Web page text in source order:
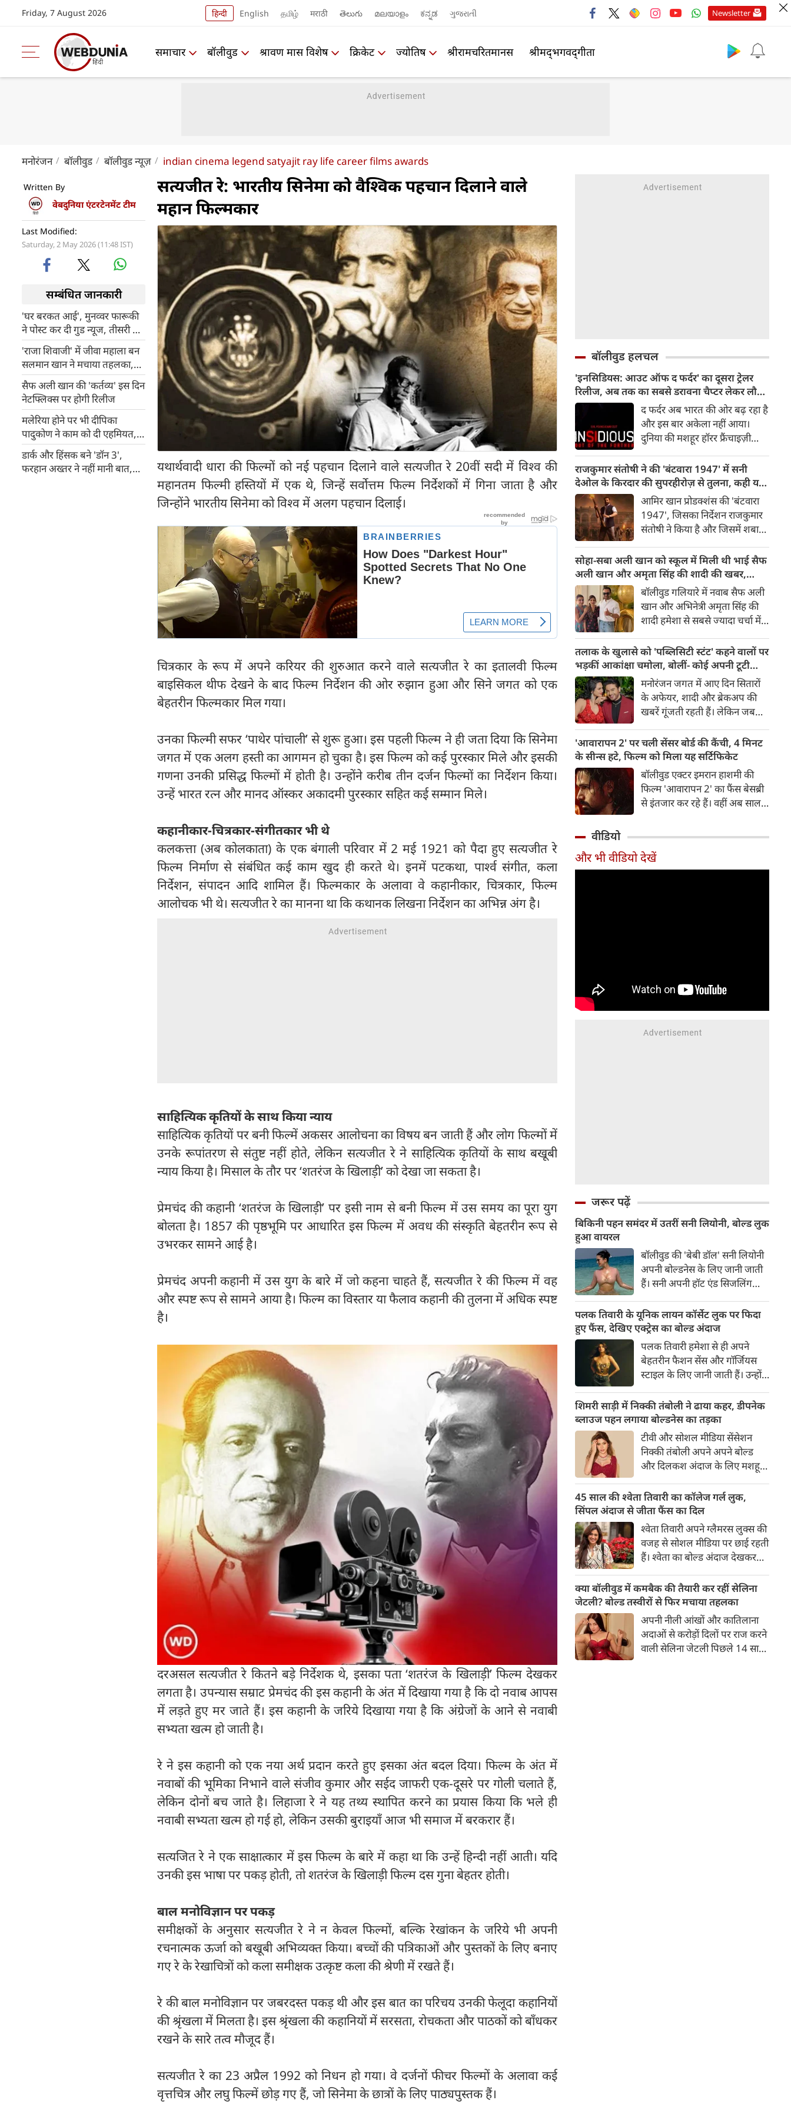
Friday, 7 August 2026 हिन्दी English தமிழ் मराठी తెలుగు മലയാളം ಕನ್ನಡ ગુજરાતી Newsletter
समाचार बॉलीवुड श्रावण मास विशेष क्रिकेट ज्योतिष श्रीरामचरितमानस श्रीमद्‍भगवद्‍गीता
मनोरंजन बॉलीवुड बॉलीवुड न्यूज़ indian cinema legend satyajit ray life career films awards
Written By
वेबदुनिया एंटरटेनमेंट टीम
Last Modified:
Saturday, 2 May 2026 (11:48 IST)
सम्बंधित जानकारी
'घर बरकत आई', मुनव्वर फारूकी
ने पोस्ट कर दी गुड न्यूज, तीसरी बार
बने पिता
'राजा शिवाजी' में जीवा महाला बन
सलमान खान ने मचाया तहलका,
रितेश देशमुख से खुद मांगा था रोल
सैफ अली खान की 'कर्तव्य' इस दिन
नेटफ्लिक्स पर होगी रिलीज
मलेरिया होने पर भी दीपिका
पादुकोण ने काम को दी एहमियत,
लारा दत्ता ने बताया 'हाउसफुल' की
शूटिंग का किस्सा
डार्क और हिंसक बने 'डॉन 3',
फरहान अख्तर ने नहीं मानी बात,
सत्यजीत रे: भारतीय सिनेमा को वैश्विक पहचान दिलाने वाले
महान फिल्मकार
यथार्थवादी धारा की फिल्मों को नई पहचान दिलाने वाले सत्यजीत रे 20वीं सदी में विश्व की
महानतम फिल्मी हस्तियों में एक थे, जिन्हें सर्वोत्तम फिल्म निर्देशकों में गिना जाता है और
जिन्होंने भारतीय सिनेमा को विश्व में अलग पहचान दिलाई।
चित्रकार के रूप में अपने करियर की शुरुआत करने वाले सत्यजीत रे का इतालवी फिल्म
बाइसिकल थीफ देखने के बाद फिल्म निर्देशन की ओर रुझान हुआ और सिने जगत को एक
बेहतरीन फिल्मकार मिल गया।
उनका फिल्मी सफर ‘पाथेर पांचाली’ से शुरू हुआ। इस पहली फिल्म ने ही जता दिया कि सिनेमा
जगत में एक अलग हस्ती का आगमन हो चुका है। इस फिल्म को कई पुरस्कार मिले और इसकी
गणना उनकी प्रसिद्ध फिल्मों में होती है। उन्होंने करीब तीन दर्जन फिल्मों का निर्देशन किया।
उन्हें भारत रत्न और मानद ऑस्कर अकादमी पुरस्कार सहित कई सम्मान मिले।
कहानीकार-चित्रकार-संगीतकार भी थे
कलकत्ता (अब कोलकाता) के एक बंगाली परिवार में 2 मई 1921 को पैदा हुए सत्यजीत रे
फिल्म निर्माण से संबंधित कई काम खुद ही करते थे। इनमें पटकथा, पार्श्व संगीत, कला
निर्देशन, संपादन आदि शामिल हैं। फिल्मकार के अलावा वे कहानीकार, चित्रकार, फिल्म
आलोचक भी थे। सत्यजीत रे का मानना था कि कथानक लिखना निर्देशन का अभिन्न अंग है।
साहित्यिक कृतियों के साथ किया न्याय
सा‍हित्यिक कृतियों पर बनी फिल्में अकसर आलोचना का विषय बन जाती हैं और लोग फिल्मों में
उनके रूपांतरण से संतुष्ट नहीं होते, लेकिन सत्यजीत रे ने साहित्यिक कृतियों के साथ बखूबी
न्याय किया है। मिसाल के तौर पर ‘शतरंज के खिलाड़ी’ को देखा जा सकता है।
प्रेमचंद की कहानी ‘शतरंज के खिलाड़ी’ पर इसी नाम से बनी फिल्म में उस समय का पूरा युग
बोलता है। 1857 की पृष्ठभूमि पर आधारित इस फिल्म में अवध की संस्कृति बेहतरीन रूप से
उभरकर सामने आई है।
प्रेमचंद अपनी कहानी में उस युग के बारे में जो कहना चाहते हैं, सत्यजीत रे की फिल्म में वह
और स्पष्ट रूप से सामने आया है। फिल्म का विस्तार या फैलाव कहानी की तुलना में अधिक स्पष्ट
है।
दरअसल सत्यजीत रे कितने बड़े निर्देशक थे, इसका पता ‘शतरंज के खिलाड़ी’ फिल्म देखकर
लगता है। उपन्यास सम्राट प्रेमचंद की इस कहानी के अंत में दिखाया गया है कि दो नवाब आपस
में लड़ते हुए मर जाते हैं। इस कहानी के जरिये दिखाया गया है कि अंग्रेजों के आने से नवाबी
सभ्यता खत्म हो जाती है।
रे ने इस कहानी को एक नया अर्थ प्रदान करते हुए इसका अंत बदल दिया। फिल्म के अंत में
नवाबों की भूमिका निभाने वाले संजीव कुमार और सईद जाफरी एक-दूसरे पर गोली चलाते हैं,
लेकिन दोनों बच जाते है। लिहाजा रे ने यह तथ्य स्थापित करने का प्रयास किया कि भले ही
नवाबी सभ्यता खत्म हो गई हो, लेकिन उसकी बुराइयाँ आज भी समाज में बरकरार हैं।
सत्यजित रे ने एक साक्षात्कार में इस फिल्म के बारे में कहा था कि उन्हें हिन्दी नहीं आती। यदि
उनकी इस भाषा पर पकड़ होती, तो शतरंज के खिलाड़ी फिल्म दस गुना बेहतर होती।
बाल मनोविज्ञान पर पकड़
समीक्षकों के अनुसार सत्यजीत रे ने न केवल फिल्मों, बल्कि रेखांकन के जरिये भी अपनी
रचनात्मक ऊर्जा को बखूबी अभिव्यक्त किया। बच्चों की पत्रिकाओं और पुस्तकों के लिए बनाए
गए रे के रेखाचित्रों को कला समीक्षक उत्कृष्ट कला की श्रेणी में रखते हैं।
रे की बाल मनोविज्ञान पर जबरदस्त पकड़ थी और इस बात का परिचय उनकी फेलूदा कहानियों
की श्रृंखला में मिलता है। इस श्रृंखला की कहानियों में सरसता, रोचकता और पाठकों को बाँधकर
रखने के सारे तत्व मौजूद हैं।
सत्यजीत रे का 23 अप्रैल 1992 को निधन हो गया। वे दर्जनों फीचर फिल्मों के अलावा कई
वृत्तचित्र और लघु फिल्में छोड़ गए हैं, जो सिनेमा के छात्रों के लिए पाठ्यपुस्तक हैं।
बॉलीवुड हलचल
'इनसिडियस: आउट ऑफ द फर्दर' का दूसरा ट्रेलर
रिलीज, अब तक का सबसे डरावना चैप्टर लेकर लौट
रही हॉरर फ्रैंचाइजीद फर्दर अब भारत की ओर बढ़ रहा है
और इस बार अकेला नहीं आया।
दुनिया की मशहूर हॉरर फ्रैंचाइज़ी
चुका है, जो दर्शकों को इस डरावनी
दुनिया में और गहराई तक ले जाता है।
रोंगटे खड़े कर देने वाले नए दृश्यों से
भरपूर यह ट्रेलर इनसिडियस सीरीज़
के अब तक के सबसे डरावने और
सबसे अंधेरे अध्याय की झलक देता
है।
राजकुमार संतोषी ने की 'बंटवारा 1947' में सनी
देओल के किरदार की सुपरहीरोज़ से तुलना, कही यह
बात
आमिर खान प्रोडक्शंस की 'बंटवारा
1947', जिसका निर्देशन राजकुमार
संतोषी ने किया है और जिसमें शबाना
जिंटा मुख्य भूमिकाओं में हैं, 14
अगस्त 2026 को दुनियाभर के
सिनेमाघरों में रिलीज़ होगी। हाल ही में
रिलीज हुए फिल्म के ट्रेलर ने भारत के
बंटवारे के दर्दनाक इतिहास की दमदार
झलक दिखाकर दर्शकों के बीच
फिल्म को लेकर उत्साह और भी बढ़ा
दिया है।
सोहा-सबा अली खान को स्कूल में मिली थी भाई सैफ
अली खान और अमृता सिंह की शादी की खबर,
बताया चौंकाने वाला किस्साबॉलीवुड गलियारे में नवाब सैफ अली
खान और अभिनेत्री अमृता सिंह की
शादी हमेशा से सबसे ज्यादा चर्चा में
साल 1991 में हुई इस शादी को
लेकर आज भी कई ऐसे राज़ हैं,
जिनसे पर्दा उठना बाकी है। हाल ही में
सैफ अली खान की बहनों—अभिनेत्री
सोहा अली खान और सबा अली खान
ने इस शादी से जुड़ा एक बेहद
दिलचस्प और चौंकाने वाला किस्सा
साझा किया है।
तलाक के खुलासे को 'पब्लिसिटी स्टंट' कहने वालों पर
भड़कीं आकांक्षा चमोला, बोलीं- कोई अपनी टूटी
शादी का तमाशा नहीं बनातामनोरंजन जगत में आए दिन सितारों
के अफेयर, शादी और ब्रेकअप की
खबरें गूंजती रहती हैं। लेकिन जब
पॉपुलर कपल्स के अलग होने की
खबर आती है, तो फैंस का दिल टूट
जाता है। टीवी इंडस्ट्री के मशहूर और
टैलेंटेड एक्टर गौरव खन्ना और उनकी
पत्नी व एक्ट्रेस आकांक्षा चमोला इन
दिनों अपने रिश्ते को लेकर जबरदस्त
'आवारापन 2' पर चली सेंसर बोर्ड की कैंची, 4 मिनट
के सीन्स हटे, फिल्म को मिला यह सर्टिफिकेट
बॉलीवुड एक्टर इमरान हाशमी की
फिल्म 'आवारापन 2' का फैंस बेसब्री
से इंतजार कर रहे हैं। वहीं अब साल
फिल्म सर्टिफिकेशन (CBFC) से हरी
झंडी मिल गई है।
वीडियो
और भी वीडियो देखें
जरूर पढ़ें
बिकिनी पहन समंदर में उतरीं सनी लियोनी, बोल्ड लुक
हुआ वायरल
बॉलीवुड की 'बेबी डॉल' सनी लियोनी
अपनी बोल्डनेस के लिए जानी जाती
हैं। सनी अपनी हॉट एंड सिजलिंग
रहती हैं। फैंस सनी लियोनी की तस्वीरों
का बेसब्री से इंतजार करते हैं। इस बार
सनी लियोनी ने मालदीव वेकेशन से
अपनी कुछ बोल्ड तस्वीरें शेयर की है।
पलक तिवारी के यूनिक लायन कॉर्सेट लुक पर फिदा
हुए फैंस, देखिए एक्ट्रेस का बोल्ड अंदाज
पलक तिवारी हमेशा से ही अपने
बेहतरीन फैशन सेंस और गॉर्जियस
स्टाइल के लिए जानी जाती हैं। उन्होंने
फिर फैंस का दिल जीत लिया है।
पलक ने एक बेहद यूनीक और
स्टाइलिश गोल्डन कॉर्सेट टॉप में
अपनी कुछ तस्वीरें शेयर की है।
शिमरी साड़ी में निक्की तंबोली ने ढाया कहर, डीपनेक
ब्लाउज पहन लगाया बोल्डनेस का तड़का
टीवी और सोशल मीडिया सेंसेशन
निक्की तंबोली अपने अपने बोल्ड
और दिलकश अंदाज के लिए मशहूर
इंटरनेट पर तहलका मचाती रहती हैं।
इस बार निक्की ने मरून कलर की
साड़ी में अपनी कुछ सुपर सिजलिंग
तस्वीरें शेयर की है। खूबसूरत शिमरी
साड़ी में निक्की की अदाएं देखने
लायक है।
45 साल की श्वेता तिवारी का कॉलेज गर्ल लुक,
सिंपल अंदाज से जीता फैंस का दिल
श्वेता तिवारी अपने ग्लैमरस लुक्स की
वजह से सोशल मीडिया पर छाई रहती
हैं। श्वेता का बोल्ड अंदाज देखकर
बच्चों की मां हैं। 45 साल की श्वेता
तिवारी की तस्वीरों पर फैंस जमकर
प्यार लुटाते हैं। इस बार श्वेता तिवारी
ने वेकेशन से अपनी कुछ तस्वीरें शेयर
की है।
क्या बॉलीवुड में कमबैक की तैयारी कर रहीं सेलिना
जेटली? बोल्ड तस्वीरों से फिर मचाया तहलका
अपनी नीली आंखों और कातिलाना
अदाओं से करोड़ों दिलों पर राज करने
वाली सेलिना जेटली पिछले 14 साल